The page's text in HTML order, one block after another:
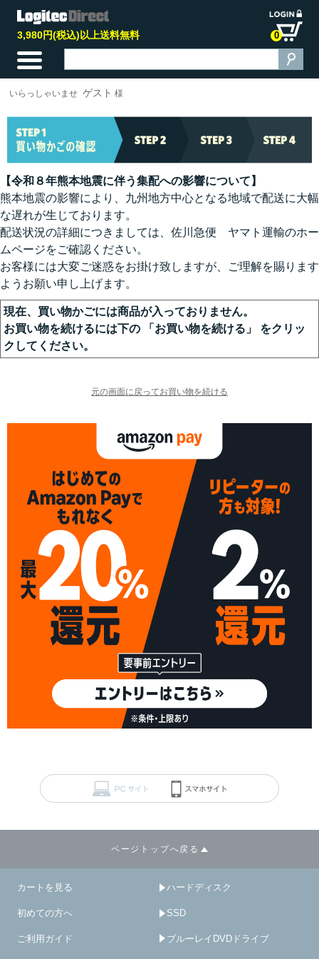
3,980円(税込)以上送料無料 0
いらっしゃいませ ゲスト 様
【令和８年熊本地震に伴う集配への影響について】
熊本地震の影響により、九州地方中心となる地域で配送に大幅
な遅れが生じております。
配送状況の詳細につきましては、佐川急便 ヤマト運輸のホー
ムページをご確認ください。
お客様には大変ご迷惑をお掛け致しますが、ご理解を賜ります
ようお願い申し上げます。
現在、買い物かごには商品が入っておりません。
お買い物を続けるには下の 「お買い物を続ける」 をクリッ
クしてください。
ページトップへ戻る
カートを見る
初めての方へ
ご利用ガイド
ハードディスク
SSD
ブルーレイDVDドライブ